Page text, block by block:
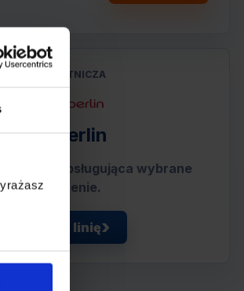
LINIA LOTNICZA
Air Berlin
lotnicza obsługująca wybrane
połączenie.
Zobacz linię